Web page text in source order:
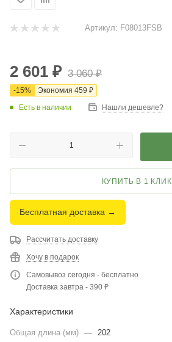
Артикул: F08013FSB
2 601 ₽ 3 060₽
-15% Экономия 459 ₽
Есть в наличии
Нашли дешевле?
КУПИТЬ В 1 КЛИК
Бесплатная доставка →
Рассчитать доставку
Хочу в подарок
Самовывоз сегодня - бесплатно
Доставка завтра - 390 ₽
Характеристики
Общая длина (мм) — 202